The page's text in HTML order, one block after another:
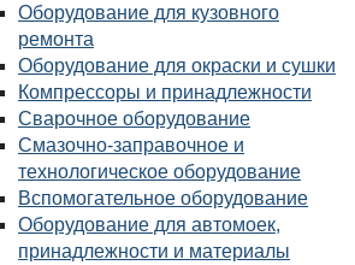
Оборудование для кузовного
ремонта
Оборудование для окраски и сушки
Компрессоры и принадлежности
Сварочное оборудование
Смазочно-заправочное и
технологическое оборудование
Вспомогательное оборудование
Оборудование для автомоек,
принадлежности и материалы